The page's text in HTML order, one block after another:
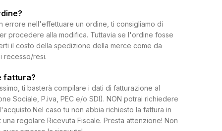
errore nell'effettuare un ordine, ti consigliamo di
procedere alla modifica. Tuttavia se l'ordine fosse
il costo della spedizione della merce come da
recesso/resi.
fattura?
ti basterà compilare i dati di fatturazione al
Sociale, P.iva, PEC e/o SDI). NON potrai richiedere
caso tu non abbia richiesto la fattura in
regolare Ricevuta Fiscale. Presta attenzione! Non